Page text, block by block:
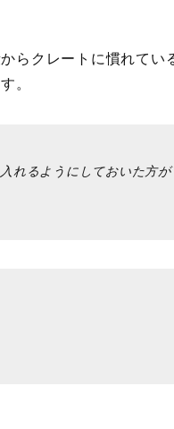
らクレートに慣れてい
。
れるようにしておいた方が